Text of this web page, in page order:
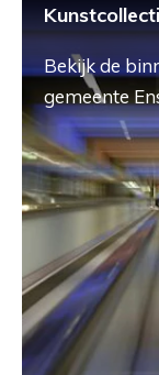
Bekijk de
gemeente